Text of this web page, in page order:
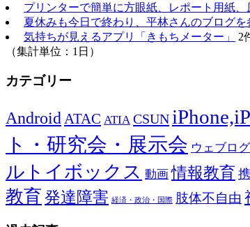
プリンターで簡単に方眼紙、レポート用紙、
夏休みも今日で終わり、平林さんのブログ
気持ちが見えるアプリ「きもちメーター」
2
（集計単位：1日）
カテゴリー
Android ATAC ATIA CSUN
ト・研究会・展示会 ウェブロ
ルトイボックス 動画 情報教育
教育発達障害 経済・政治・国際 肢体不自由